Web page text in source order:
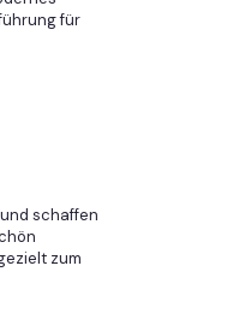
für
schaffen
zum